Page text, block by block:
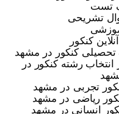
تست
تشریحی
کنکور
تحصیلی کنکور در مشهد
رشته کنکور در
تجربی در مشهد
ریاضی در مشهد
انسانی در مشهد